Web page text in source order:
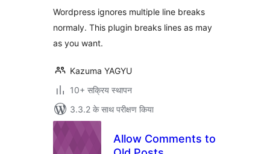
Wordpress ignores multiple line breaks
normaly. This plugin breaks lines as may
as you want.
Kazuma YAGYU
10+ सक्रिय स्थापन
3.3.2 के साथ परीक्षण किया
Allow Comments to